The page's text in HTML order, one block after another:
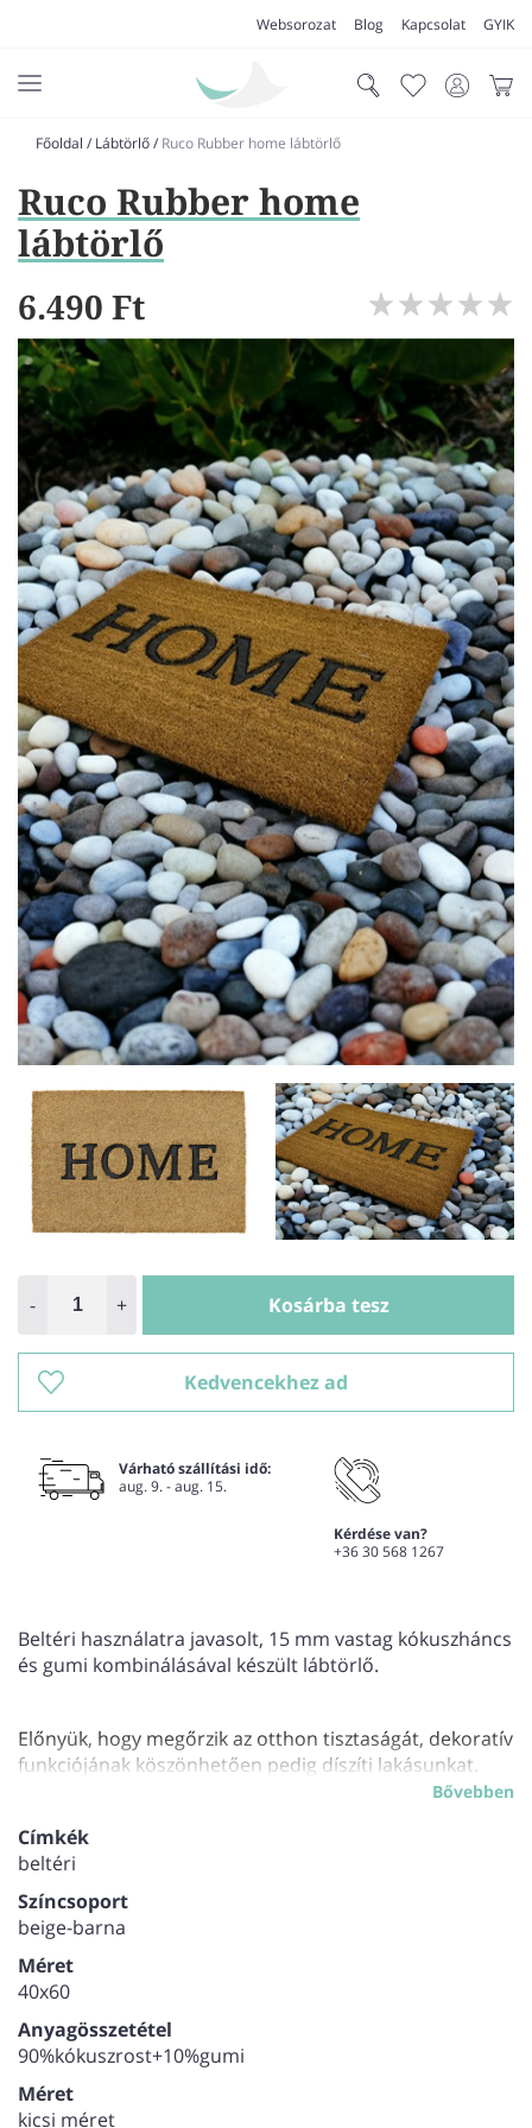
Websorozat Blog Kapcsolat GYIK
SZŐNYEG
MŰFŰ
VÍZÁLLÓ PADLÓ
LAMINÁLT PADLÓ
FUTÓSZŐNYEG
LÁBTÖRLŐ
FÜRDŐSZOBA SZŐNYEG
AJÁNDÉK ÖTLETEK
VINYL FALBURKOLAT
Főoldal / Lábtörlő/ Ruco Rubber home lábtörlő
Ruco Rubber home
lábtörlő
6.490 Ft
- + Kosárba tesz
Kedvencekhez ad
Várható szállítási idő:
aug. 9. - aug. 15.
Kérdése van?
+36 30 568 1267
Beltéri használatra javasolt, 15 mm vastag kókuszháncs
és gumi kombinálásával készült lábtörlő.
Előnyük, hogy megőrzik az otthon tisztaságát, dekoratív
funkciójának köszönhetően pedig díszíti lakásunkat.
Bővebben
Címkék
beltéri
Színcsoport
beige-barna
Méret
40x60
Anyagösszetétel
90%kókuszrost+10%gumi
Méret
kicsi méret